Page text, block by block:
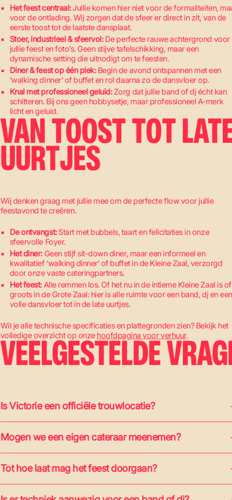
Het feest centraal:Jullie komen hier niet voor de formaliteiten,
voor de ontlading. Wij zorgen dat de sfeer er direct in zit, van de
eerste toost tot de laatste dansplaat.
Stoer, industrieel & sfeervol:De perfecte rauwe achtergrond voor
jullie feest en foto’s. Geen stijve tafelschikking, maar een
dynamische setting die uitnodigt om te feesten.
Diner & feest op één plek:Begin de avond ontspannen met een
‘walking dinner’ of buffet en rol daarna zo de dansvloer op.
Knal met professioneel geluid:Zorg dat jullie band of dj écht kan
schitteren. Bij ons geen hobbysetje, maar professioneel A-merk
licht en geluid.
VAN TOOST TOT
UURTJES
Wij denken graag met jullie mee om de perfecte flow voor jullie
feestavond te creëren.
De ontvangst:Start met bubbels, taart en felicitaties in onze
sfeervolle Foyer.
Het diner: Geen stijf sit-down diner, maar een informeel en
kwalitatief ‘walking dinner’ of buffet in de Kleine Zaal, verzorgd
door onze vaste cateringpartners.
Het feest: Alle remmen los. Of het nu in de intieme Kleine Zaal is of
groots in de Grote Zaal: hier is alle ruimte voor een band, dj en een
volle dansvloer tot in de late uurtjes.
Wil je alle technische specificaties en plattegronden zien? Bekijk het
volledige overzicht op onze hoofdpagina voor verhuur.
VEELGESTELDE
Is Victorie een officiële trouwlocatie?
Mogen we een eigen cateraar meenemen?
Tot hoe laat mag het feest doorgaan?